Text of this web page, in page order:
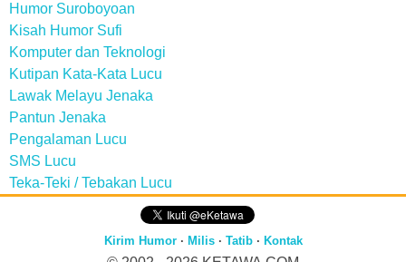
Humor Suroboyoan
Kisah Humor Sufi
Komputer dan Teknologi
Kutipan Kata-Kata Lucu
Lawak Melayu Jenaka
Pantun Jenaka
Pengalaman Lucu
SMS Lucu
Teka-Teki / Tebakan Lucu
Kirim Humor· Milis· Tatib· Kontak